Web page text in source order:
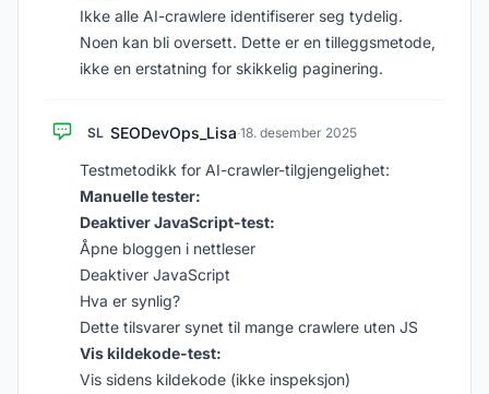
Ikke alle AI-crawlere identifiserer seg tydelig.
Noen kan bli oversett. Dette er en tilleggsmetode,
ikke en erstatning for skikkelig paginering.
SL SEODevOps_Lisa·18. desember 2025
Testmetodikk for AI-crawler-tilgjengelighet:
Manuelle tester:
Deaktiver JavaScript-test:
Åpne bloggen i nettleser
Deaktiver JavaScript
Hva er synlig?
Dette tilsvarer synet til mange crawlere uten JS
Vis kildekode-test:
Vis sidens kildekode (ikke inspeksjon)